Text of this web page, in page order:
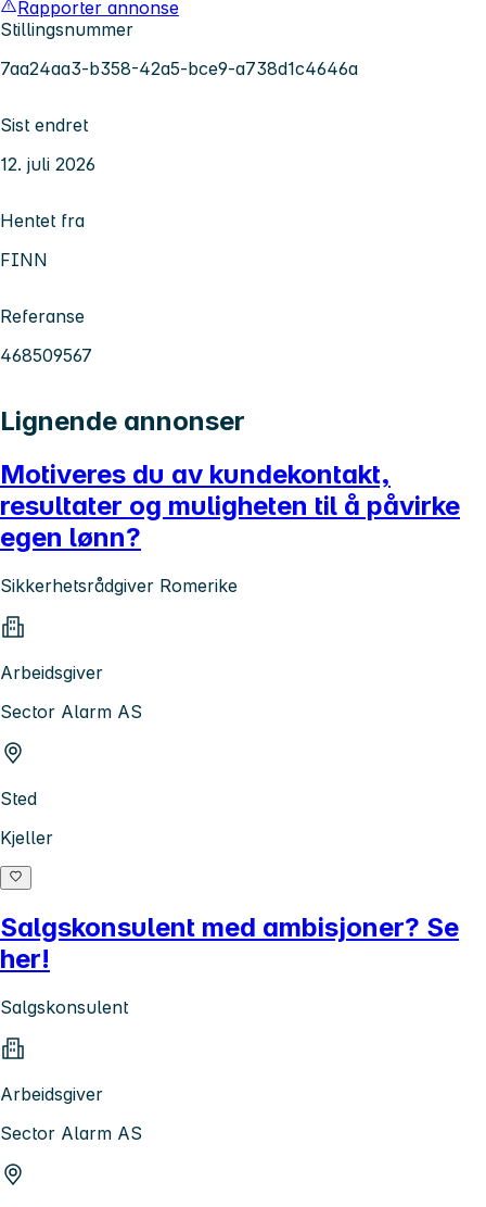
Rapporter annonse
Stillingsnummer
7aa24aa3-b358-42a5-bce9-a738d1c4646a
Sist endret
12. juli 2026
Hentet fra
FINN
Referanse
468509567
Lignende annonser
Motiveres du av kundekontakt,
resultater og muligheten til å påvirke
egen lønn?
Sikkerhetsrådgiver Romerike
Arbeidsgiver
Sector Alarm AS
Sted
Kjeller
Salgskonsulent med ambisjoner? Se
her!
Salgskonsulent
Arbeidsgiver
Sector Alarm AS